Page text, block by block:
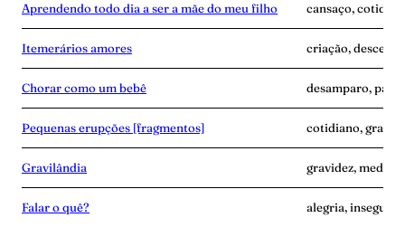
Aprendendo todo dia a ser a mãe do meu filho cansaço,
Itemerários amores criação,
Chorar como um bebê desamparo,
Pequenas erupções [fragmentos] cotidiano,
Gravilândia gravidez, medo,
Falar o quê? alegria,